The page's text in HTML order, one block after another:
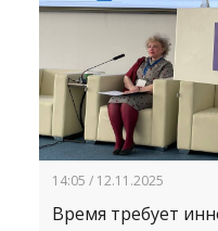
14:05 / 12.11.2025
Время требует